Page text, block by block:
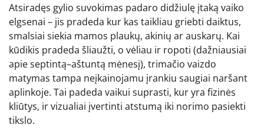
Atsiradęs gylio suvokimas padaro didžiulę įtaką vaiko
elgsenai – jis pradeda kur kas taikliau griebti daiktus,
smalsiai siekia mamos plaukų, akinių ar auskarų. Kai
kūdikis pradeda šliaužti, o vėliau ir ropoti (dažniausiai
apie septintą–aštuntą mėnesį), trimačio vaizdo
matymas tampa neįkainojamu įrankiu saugiai naršant
aplinkoje. Tai padeda vaikui suprasti, kur yra fizinės
kliūtys, ir vizualiai įvertinti atstumą iki norimo pasiekti
tikslo.